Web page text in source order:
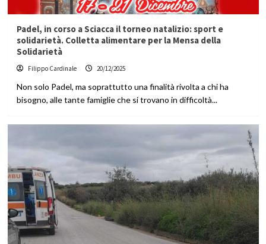
Padel, in corso a Sciacca il torneo natalizio: sport e
solidarietà. Colletta alimentare per la Mensa della
Solidarietà
Filippo Cardinale 20/12/2025
Non solo Padel, ma soprattutto una finalità rivolta a chi ha
bisogno, alle tante famiglie che si trovano in difficoltà...